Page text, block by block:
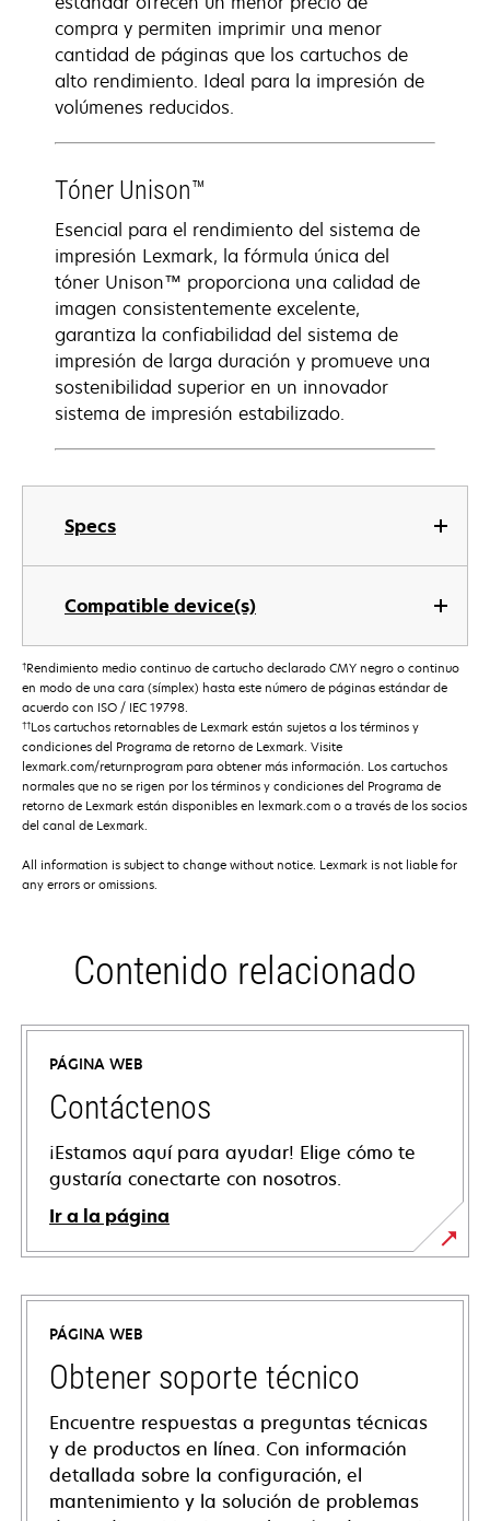
Specs
Compatible device(s)
compra y permiten imprimir una menor
cantidad de páginas que los cartuchos de
alto rendimiento. Ideal para la impresión de
volúmenes reducidos.
Tóner Unison™
Esencial para el rendimiento del sistema de
impresión Lexmark, la fórmula única del
tóner Unison™ proporciona una calidad de
imagen consistentemente excelente,
garantiza la confiabilidad del sistema de
impresión de larga duración y promueve una
sostenibilidad superior en un innovador
sistema de impresión estabilizado.
†Rendimiento medio continuo de cartucho declarado CMY negro o continuo
en modo de una cara (símplex) hasta este número de páginas estándar de
acuerdo con ISO / IEC 19798.
††Los cartuchos retornables de Lexmark están sujetos a los términos y
condiciones del Programa de retorno de Lexmark. Visite
lexmark.com/returnprogram para obtener más información. Los cartuchos
normales que no se rigen por los términos y condiciones del Programa de
retorno de Lexmark están disponibles en lexmark.com o a través de los socios
del canal de Lexmark.
All information is subject to change without notice. Lexmark is not liable for
any errors or omissions.
Contenido relacionado
PÁGINA WEB
Contáctenos
¡Estamos aquí para ayudar! Elige cómo te
gustaría conectarte con nosotros.
Ir a la página
PÁGINA WEB
Obtener soporte técnico
Encuentre respuestas a preguntas técnicas
y de productos en línea. Con información
detallada sobre la configuración, el
mantenimiento y la solución de problemas